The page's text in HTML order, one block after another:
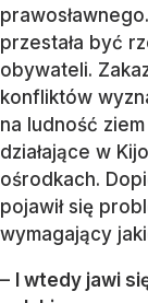
przestała być
obywateli.
konfliktów
na ludność
działające w
ośrodkach.
pojawił się
wymagający
– I wtedy jawi